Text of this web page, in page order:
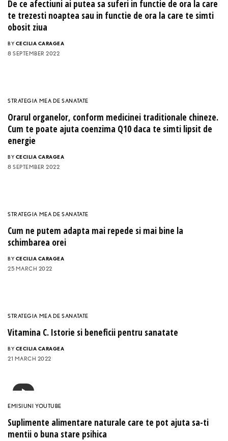
De ce afectiuni ai putea sa suferi in functie de ora la care
te trezesti noaptea sau in functie de ora la care te simti
obosit ziua
BY CECILIA CARAGEA
8 SEPTEMBER 2022
STRATEGIA MEA DE SANATATE
Orarul organelor, conform medicinei traditionale chineze.
Cum te poate ajuta coenzima Q10 daca te simti lipsit de
energie
BY CECILIA CARAGEA
8 SEPTEMBER 2022
STRATEGIA MEA DE SANATATE
Cum ne putem adapta mai repede si mai bine la
schimbarea orei
BY CECILIA CARAGEA
25 MARCH 2022
STRATEGIA MEA DE SANATATE
Vitamina C. Istorie si beneficii pentru sanatate
BY CECILIA CARAGEA
21 MARCH 2022
EMISIUNI YOUTUBE
Suplimente alimentare naturale care te pot ajuta sa-ti
mentii o buna stare psihica